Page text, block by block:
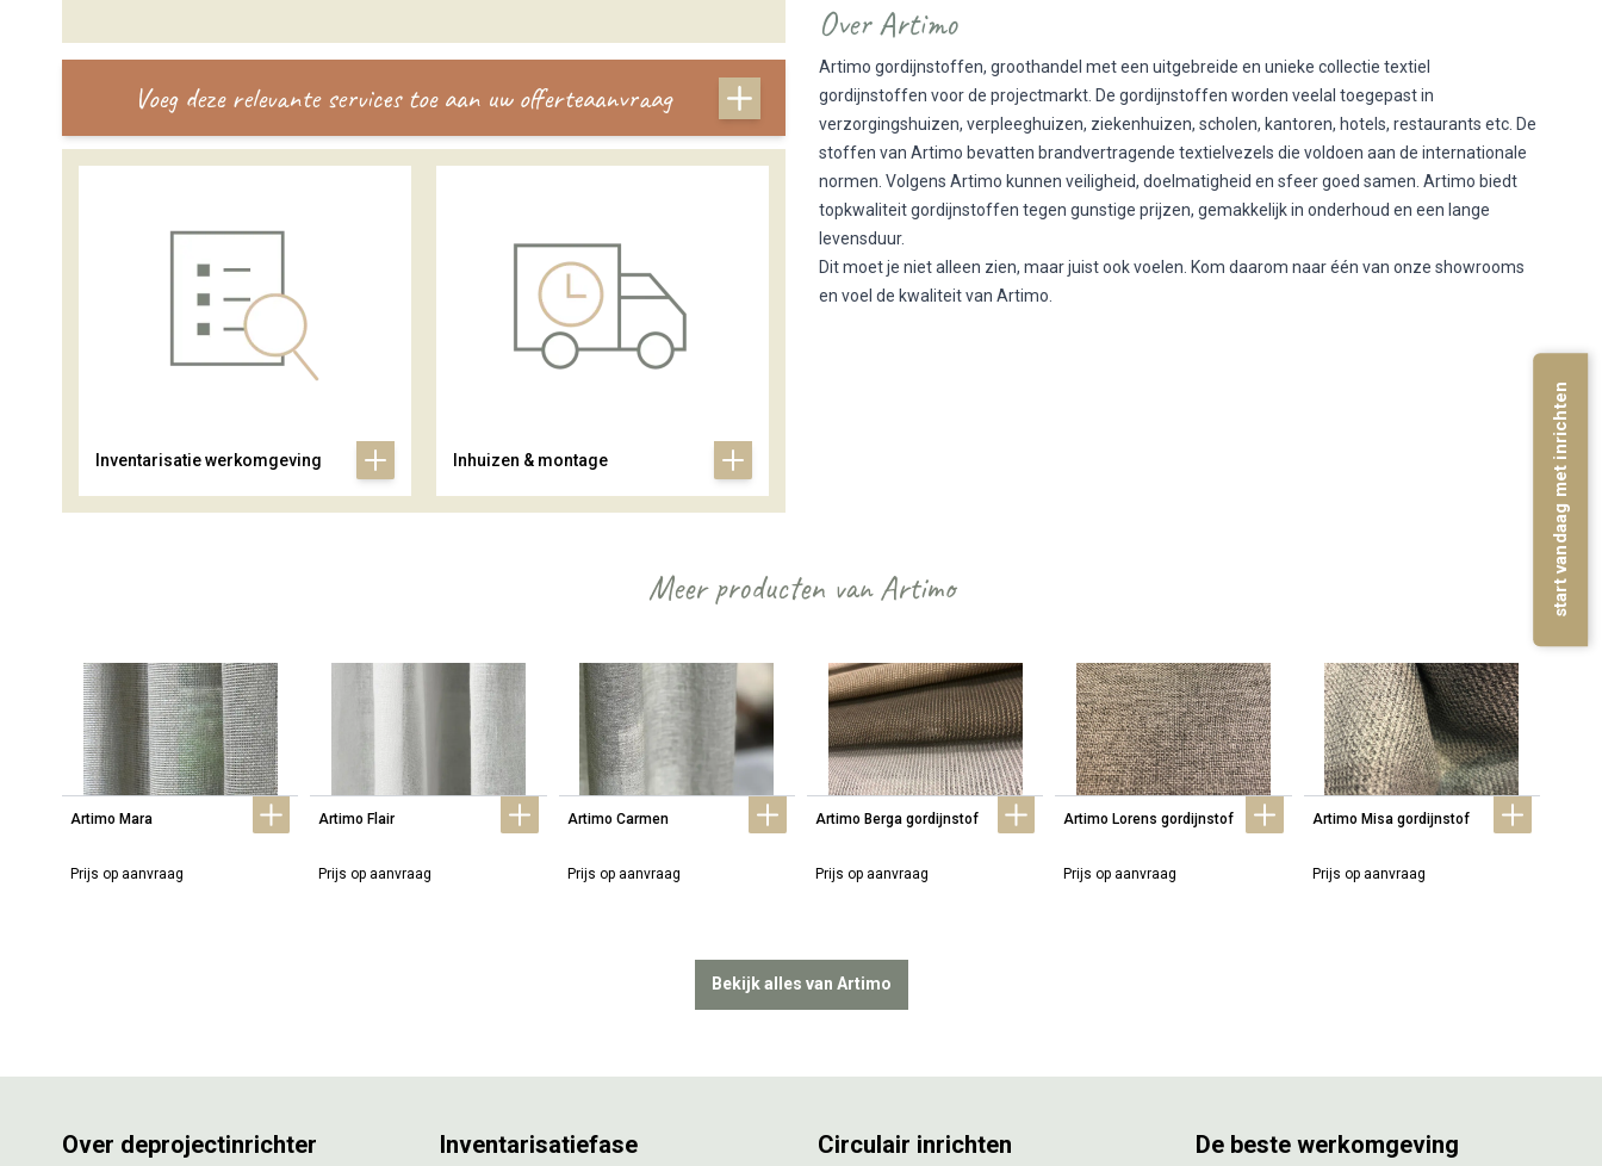
Voeg deze relevante services toe aan uw offerteaanvraag
Inventarisatie werkomgeving Inhuizen & montage
Over Artimo
Artimo gordijnstoffen, groothandel met een uitgebreide en unieke collectie textiel
gordijnstoffen voor de projectmarkt. De gordijnstoffen worden veelal toegepast in
verzorgingshuizen, verpleeghuizen, ziekenhuizen, scholen, kantoren, hotels, restaurants etc. De
stoffen van Artimo bevatten brandvertragende textielvezels die voldoen aan de internationale
normen. Volgens Artimo kunnen veiligheid, doelmatigheid en sfeer goed samen. Artimo biedt
topkwaliteit gordijnstoffen tegen gunstige prijzen, gemakkelijk in onderhoud en een lange
levensduur.
Dit moet je niet alleen zien, maar juist ook voelen. Kom daarom naar één van onze showrooms
en voel de kwaliteit van Artimo.
Meer producten van Artimo
Artimo Mara
Prijs op aanvraag
Artimo Flair
Prijs op aanvraag
Artimo Carmen
Prijs op aanvraag
Artimo Berga gordijnstof
Prijs op aanvraag
Artimo Lorens gordijnstof
Prijs op aanvraag
Artimo Misa gordijnstof
Prijs op aanvraag
Bekijk alles van Artimo
Over deprojectinrichter Inventarisatiefase Circulair inrichten De beste werkomgeving
start vandaag met inrichten